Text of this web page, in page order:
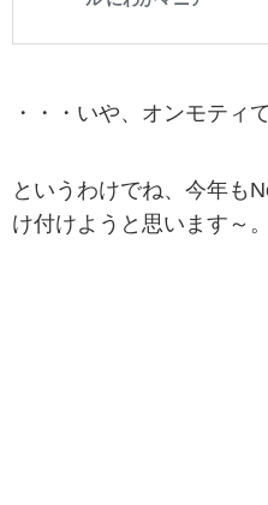
・・・いや、オンモティ
というわけでね、今年も
け付けようと思います～。